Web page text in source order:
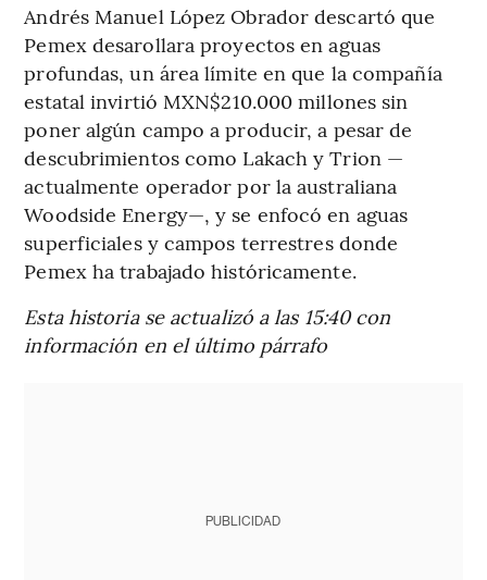
Andrés Manuel López Obrador descartó que
Pemex desarollara proyectos en aguas
profundas, un área límite en que la compañía
estatal invirtió MXN$210.000 millones sin
poner algún campo a producir, a pesar de
descubrimientos como Lakach y Trion —
actualmente operador por la australiana
Woodside Energy—, y se enfocó en aguas
superficiales y campos terrestres donde
Pemex ha trabajado históricamente.
Esta historia se actualizó a las 15:40 con
información en el último párrafo
PUBLICIDAD